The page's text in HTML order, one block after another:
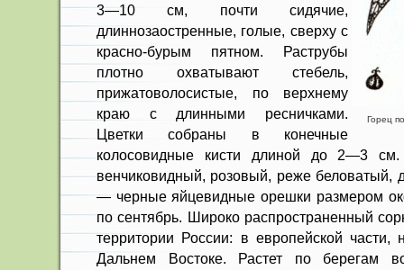
Горец
3—10 см, почти сидячие,
длиннозаостренные, голые, сверху с
красно-бурым пят­ном. Раструбы
плотно охватывают сте­бель,
прижатоволосистые, по верхнему
краю с длинными ресничками.
Цветки собраны в конечные
колосовидные кис­ти длиной до 2—3 см.
венчиковидный, розовый, реже
— черные яйцевидные орешки размером
по сентябрь. Широко распространенный
террито­рии России: в европейской части,
Дальнем Восто­ке. Растет по берегам